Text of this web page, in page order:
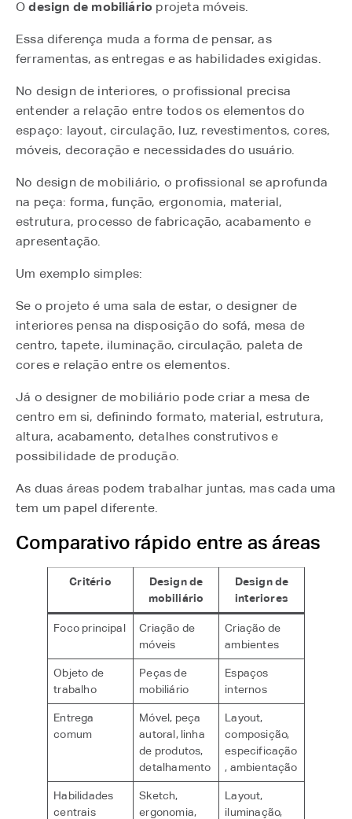
Odesign de mobiliário projeta móveis.
Essa diferença muda a forma de pensar, as
ferramentas, as entregas e as habilidades exigidas.
No design de interiores, o profissional precisa
entender a relação entre todos os elementos do
espaço: layout, circulação, luz, revestimentos, cores,
móveis, decoração e necessidades do usuário.
No design de mobiliário, o profissional se aprofunda
na peça: forma, função, ergonomia, material,
estrutura, processo de fabricação, acabamento e
apresentação.
Um exemplo simples:
Se o projeto é uma sala de estar, o designer de
interiores pensa na disposição do sofá, mesa de
centro, tapete, iluminação, circulação, paleta de
cores e relação entre os elementos.
Já o designer de mobiliário pode criar a mesa de
centro em si, definindo formato, material, estrutura,
altura, acabamento, detalhes construtivos e
possibilidade de produção.
As duas áreas podem trabalhar juntas, mas cada uma
tem um papel diferente.
Comparativo rápido entre as áreas
Critério
Design de
mobiliário
Design de
interiores
Foco principal
Criação de
móveis
Criação de
ambientes
Objeto de
trabalho
Peças de
mobiliário
Espaços
internos
Entrega
comum
Móvel, peça
autoral, linha
de produtos,
detalhamento
Layout,
composição,
especificação
, ambientação
Habilidades
centrais
Sketch,
ergonomia,
Layout,
iluminação,